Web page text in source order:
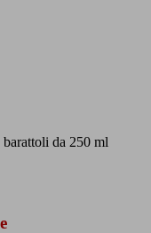
da 250 ml